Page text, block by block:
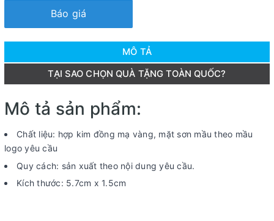
Báo giá
MÔ TẢ
TẠI SAO CHỌN QUÀ TẶNG TOÀN QUỐC?
Mô tả sản phẩm:
Chất liệu: hợp kim đồng mạ vàng, mặt sơn mầu theo mầu
logo yêu cầu
Quy cách: sản xuất theo nội dung yêu cầu.
Kích thước: 5.7cm x 1.5cm